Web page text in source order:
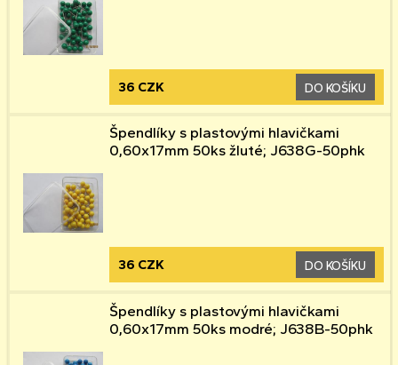
36 CZK DO KOŠÍKU
Špendlíky s plastovými hlavičkami
0,60x17mm 50ks žluté; J638G-50phk
36 CZK DO KOŠÍKU
Špendlíky s plastovými hlavičkami
0,60x17mm 50ks modré; J638B-50phk